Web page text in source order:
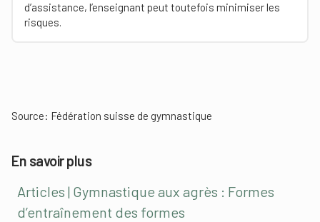
d’assistance, l’enseignant peut toutefois minimiser les
risques.
Source: Fédération suisse de gymnastique
En savoir plus
Articles | Gymnastique aux agrès : Formes
d’entraînement des formes